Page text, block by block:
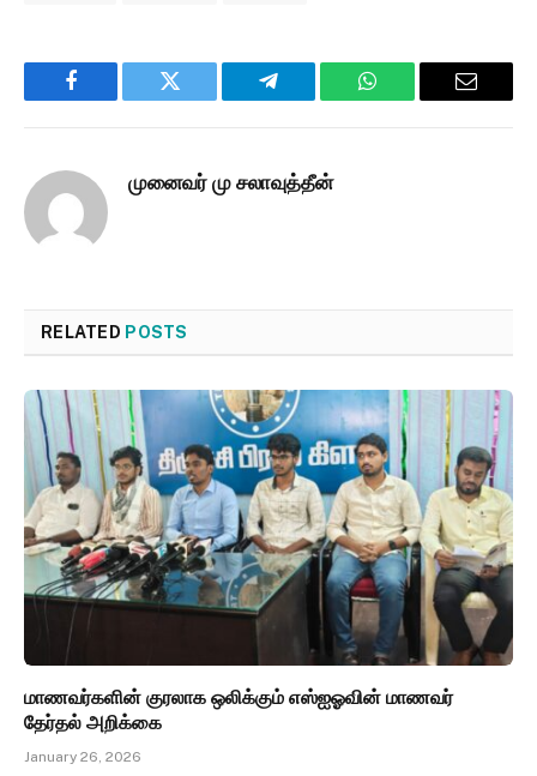
Facebook Twitter Telegram WhatsApp Email
முனைவர் மு சலாவுத்தீன்
RELATED POSTS
மாணவர்களின் குரலாக ஒலிக்கும் எஸ்ஐஓவின் மாணவர்
தேர்தல் அறிக்கை
January 26, 2026